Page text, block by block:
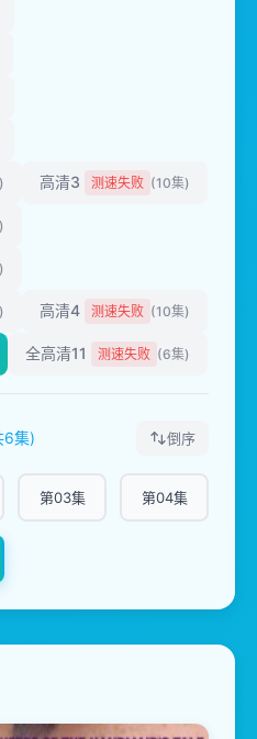
高清3 测速失败 (10集)
高清4 测速失败 (10集)
全高清11 测速失败 (6集)
6集) 倒序
第03集 第04集